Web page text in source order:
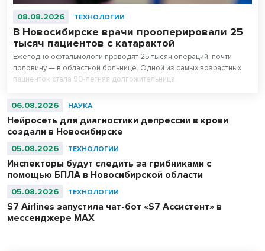
08.08.2026 ТЕХНОЛОГИИ
В Новосибирске врачи прооперировали 25
тысяч пациентов с катарактой
Ежегодно офтальмологи проводят 25 тысяч операций, почти
половину — в областной больнице. Одной из самых возрастных
пациенток стала 90-летняя долгожительница.
06.08.2026 НАУКА
Нейросеть для диагностики депрессии в крови
создали в Новосибирске
05.08.2026 ТЕХНОЛОГИИ
Инспекторы будут следить за грибниками с
помощью БПЛА в Новосибирской области
05.08.2026 ТЕХНОЛОГИИ
S7 Airlines запустила чат-бот «S7 Ассистент» в
мессенджере MAX